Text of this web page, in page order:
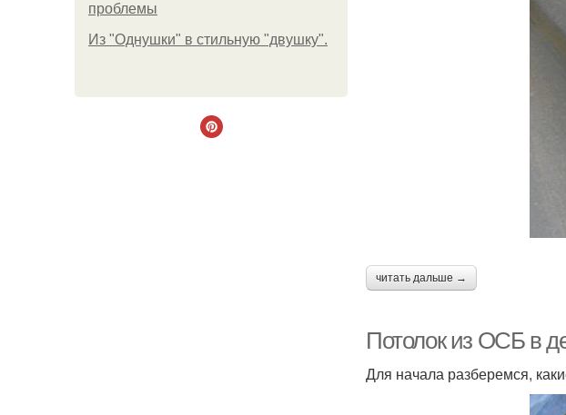
проблемы
Из "Однушки" в стильную "двушку".
читать дальше →
Потолок из ОСБ в
Для начала разберемся,